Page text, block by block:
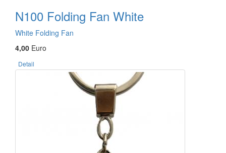
N100 Folding Fan White
White Folding Fan
4,00 Euro
Detail